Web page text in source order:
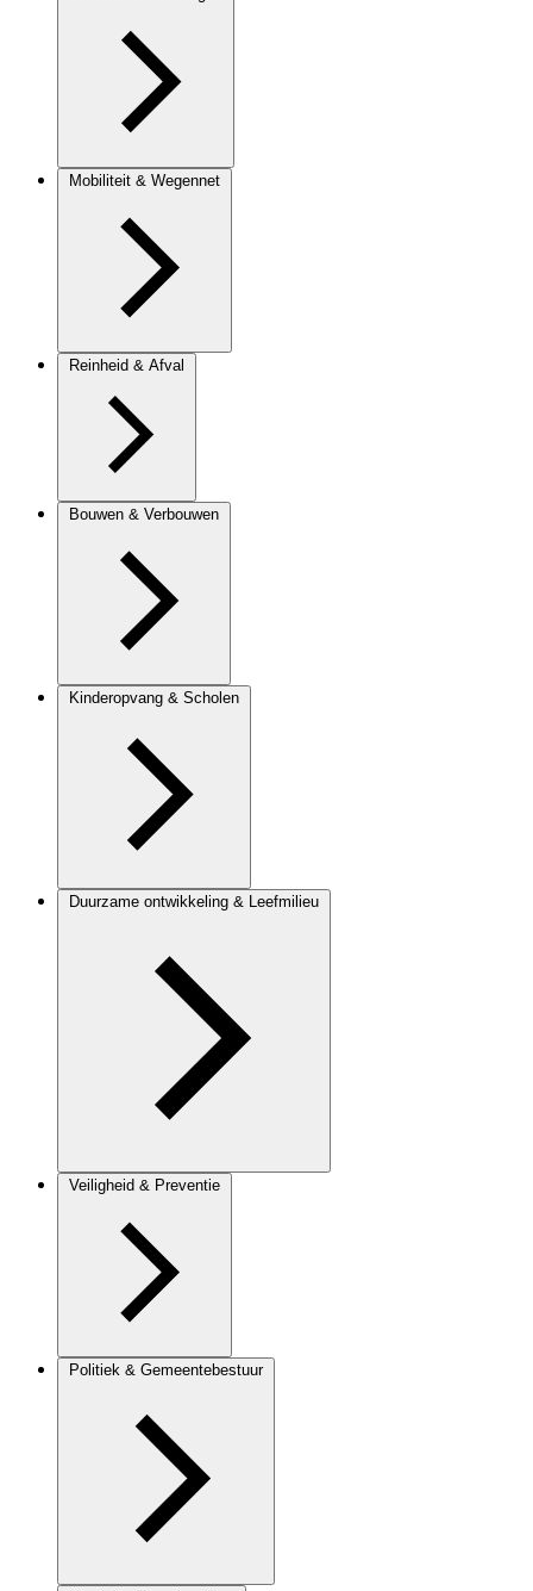
Mobiliteit & Wegennet
Reinheid & Afval
Bouwen & Verbouwen
Kinderopvang & Scholen
Duurzame ontwikkeling & Leefmilieu
Veiligheid & Preventie
Politiek & Gemeentebestuur